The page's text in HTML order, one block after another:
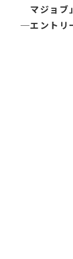
マジョブ」
エントリ